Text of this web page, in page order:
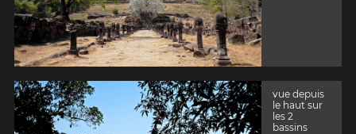
vue depuis
le haut sur
les 2
bassins